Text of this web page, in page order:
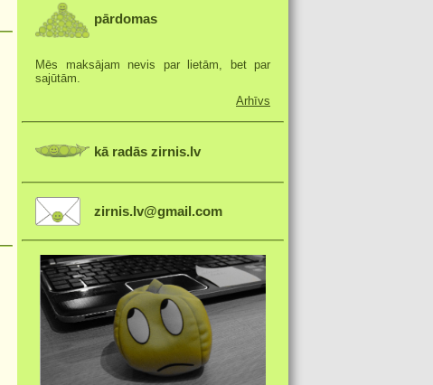
pārdomas
Mēs maksājam nevis par lietām, bet par
sajūtām.
Arhīvs
kā radās zirnis.lv
zirnis.lv@gmail.com